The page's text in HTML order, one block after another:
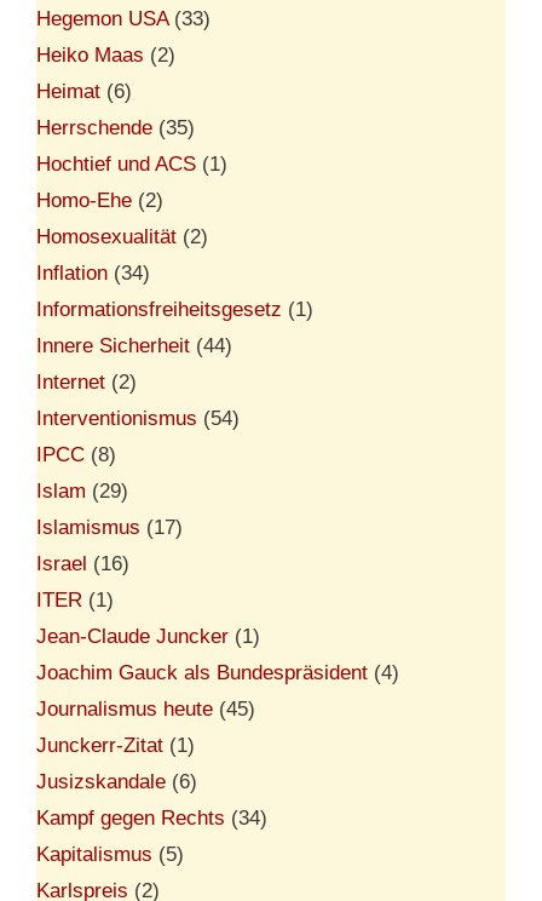
Hegemon USA(33)
Heiko Maas (2)
Heimat (6)
Herrschende (35)
Hochtief und ACS (1)
Homo-Ehe (2)
Homosexualität (2)
Inflation (34)
Informationsfreiheitsgesetz (1)
Innere Sicherheit (44)
Internet (2)
Interventionismus (54)
IPCC (8)
Islam (29)
Islamismus (17)
Israel (16)
ITER (1)
Jean-Claude Juncker (1)
Joachim Gauck als Bundespräsident (4)
Journalismus heute (45)
Junckerr-Zitat (1)
Jusizskandale (6)
Kampf gegen Rechts (34)
Kapitalismus (5)
Karlspreis (2)